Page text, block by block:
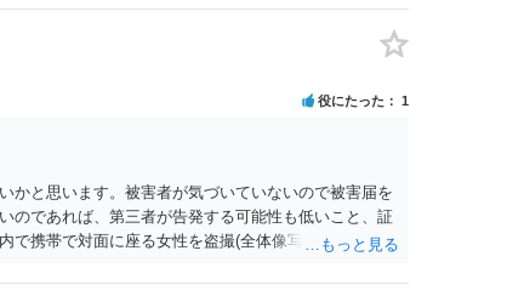
持参して取り調べ内容を録音することは必須だと考え
役にたった 1
かと思います。被害者が気づいていないので被害届を
のであれば、第三者が告発する可能性も低いこと、証
で携帯で対面に座る女性を盗撮(全体像写真1枚と5秒程
されるケースが私の弁護経験では多くなった印象です